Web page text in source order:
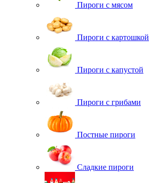
Пироги с мясом
Пироги с картошкой
Пироги с капустой
Пироги с грибами
Постные пироги
Сладкие пироги